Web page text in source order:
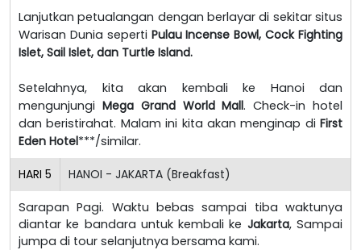
Lanjutkan petualangan dengan berlayar di sekitar situs
Warisan Dunia seperti Pulau Incense Bowl, Cock Fighting
Islet, Sail Islet, dan Turtle Island.
Setelahnya, kita akan kembali ke Hanoi dan
mengunjungi Mega Grand World Mall. Check-in hotel
dan beristirahat. Malam ini kita akan menginap di First
Eden Hotel***/similar.
HARI 5 HANOI - JAKARTA (Breakfast)
Sarapan Pagi. Waktu bebas sampai tiba waktunya
diantar ke bandara untuk kembali ke Jakarta, Sampai
jumpa di tour selanjutnya bersama kami.